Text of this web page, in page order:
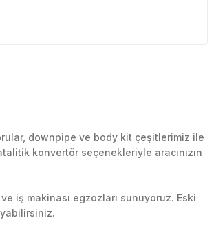
downpipe ve body kit çeşitlerimiz ile
konvertör seçenekleriyle aracınızın
iş makinası egzozları sunuyoruz. Eski